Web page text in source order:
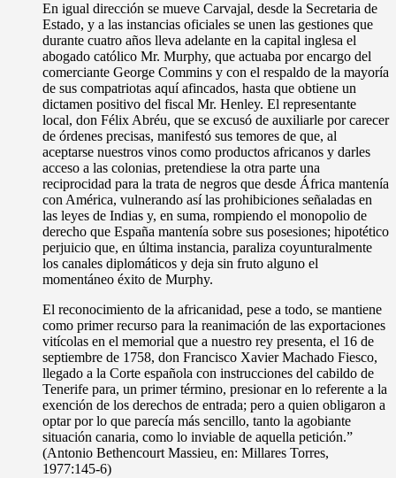
En igual dirección se mueve Carvajal, desde la Secretaria de
Estado, y a las instancias oficiales se unen las gestiones que
durante cuatro años lleva adelante en la capital inglesa el
abogado católico Mr. Murphy, que actuaba por encargo del
comerciante George Commins y con el respaldo de la mayoría
de sus compatriotas aquí afincados, hasta que obtiene un
dictamen positivo del fiscal Mr. Henley. El representante
local, don Félix Abréu, que se excusó de auxiliarle por carecer
de órdenes precisas, manifestó sus temores de que, al
aceptarse nuestros vinos como productos africanos y darles
acceso a las colonias, pretendiese la otra parte una
reciprocidad para la trata de negros que desde África mantenía
con América, vulnerando así las prohibiciones señaladas en
las leyes de Indias y, en suma, rompiendo el monopolio de
derecho que España mantenía sobre sus posesiones; hipotético
perjuicio que, en última instancia, paraliza coyunturalmente
los canales diplomáticos y deja sin fruto alguno el
momentáneo éxito de Murphy.
El reconocimiento de la africanidad, pese a todo, se mantiene
como primer recurso para la reanimación de las exportaciones
vitícolas en el memorial que a nuestro rey presenta, el 16 de
septiembre de 1758, don Francisco Xavier Machado Fiesco,
llegado a la Corte española con instrucciones del cabildo de
Tenerife para, un primer término, presionar en lo referente a la
exención de los derechos de entrada; pero a quien obligaron a
optar por lo que parecía más sencillo, tanto la agobiante
situación canaria, como lo inviable de aquella petición.”
(Antonio Bethencourt Massieu, en: Millares Torres,
1977:145-6)